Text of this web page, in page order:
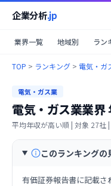
企業分析.jp
業界一覧 地域別 ラン
TOP > ランキング > 電気・ガ
電気・ガス業
電気・ガス業業界
平均年収が高い順 | 対象 27社
このランキングの
有価証券報告書に記載